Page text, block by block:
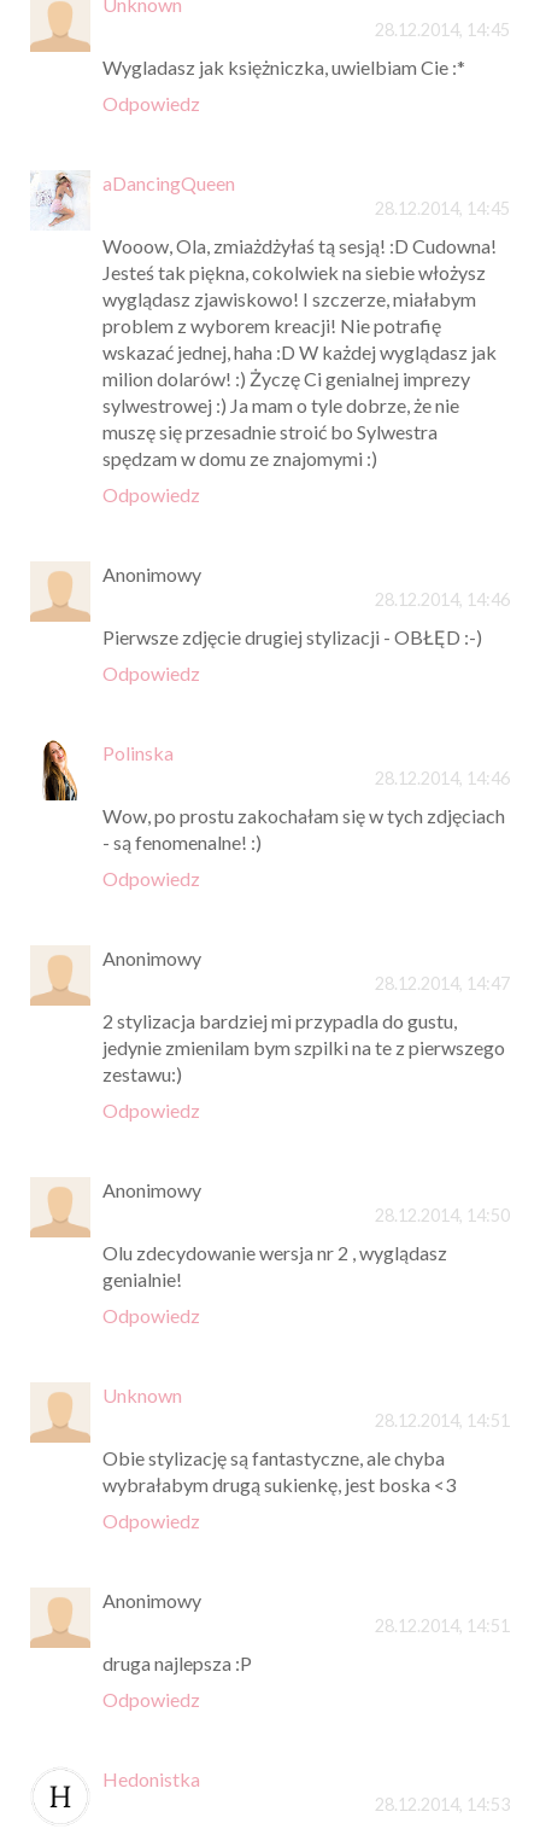
28.12.2014, 14:45
Wygladasz jak księżniczka, uwielbiam Cie :*
Odpowiedz
aDancingQueen
28.12.2014, 14:45
Wooow, Ola, zmiażdżyłaś tą sesją! :D Cudowna!
Jesteś tak piękna, cokolwiek na siebie włożysz
wyglądasz zjawiskowo! I szczerze, miałabym
problem z wyborem kreacji! Nie potrafię
wskazać jednej, haha :D W każdej wyglądasz jak
milion dolarów! :) Życzę Ci genialnej imprezy
sylwestrowej :) Ja mam o tyle dobrze, że nie
muszę się przesadnie stroić bo Sylwestra
spędzam w domu ze znajomymi :)
Odpowiedz
Anonimowy
28.12.2014, 14:46
Pierwsze zdjęcie drugiej stylizacji - OBŁĘD :-)
Odpowiedz
Polinska
28.12.2014, 14:46
Wow, po prostu zakochałam się w tych zdjęciach
- są fenomenalne! :)
Odpowiedz
Anonimowy
28.12.2014, 14:47
2 stylizacja bardziej mi przypadla do gustu,
jedynie zmienilam bym szpilki na te z pierwszego
zestawu:)
Odpowiedz
Anonimowy
28.12.2014, 14:50
Olu zdecydowanie wersja nr 2 , wyglądasz
genialnie!
Odpowiedz
Unknown
28.12.2014, 14:51
Obie stylizację są fantastyczne, ale chyba
wybrałabym drugą sukienkę, jest boska <3
Odpowiedz
Anonimowy
28.12.2014, 14:51
druga najlepsza :P
Odpowiedz
Hedonistka
28.12.2014, 14:53